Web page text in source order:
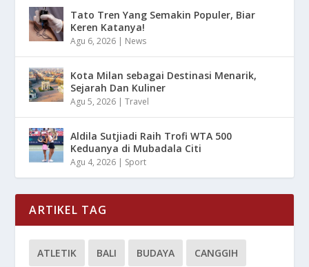
Tato Tren Yang Semakin Populer, Biar
Keren Katanya!
Agu 6, 2026 | News
Kota Milan sebagai Destinasi Menarik,
Sejarah Dan Kuliner
Agu 5, 2026 |Travel
Aldila Sutjiadi Raih Trofi WTA 500
Keduanya di Mubadala Citi
Agu 4, 2026 | Sport
ARTIKEL TAG
ATLETIK BALI BUDAYA CANGGIH